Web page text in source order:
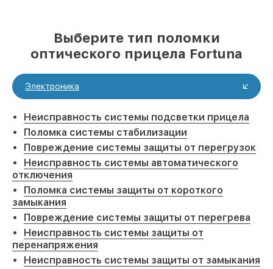
Выберите тип поломки
оптического прицела Fortuna
Электроника
Неисправность системы подсветки прицела
Поломка системы стабилизации
Повреждение системы защиты от перегрузок
Неисправность системы автоматического
отключения
Поломка системы защиты от короткого
замыкания
Повреждение системы защиты от перегрева
Неисправность системы защиты от
перенапряжения
Неисправность системы защиты от замыкания